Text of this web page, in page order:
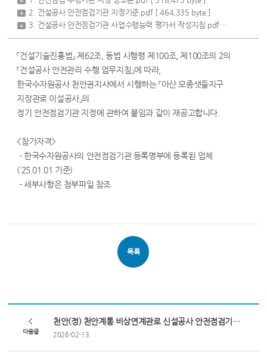
2. 건설공사 안전점검기관 지정기준.pdf [ 464,335 byte ]
3. 건설공사 안전점검기관 사업수행능력 평가서 작성지침.pdf [ 393,720
「건설기술진흥법」 제62조, 동법 시행령 제100조, 제100조의 2의
「건설공사 안전관리 수행 업무지침」에 따라,
한국수자원공사 천안권지사에서 시행하는 「아산 모종샛들지구
지장관로 이설공사」의
정기 안전점검기관 지정에 관하여 붙임과 같이 재공고합니다.
<참가자격>
- 한국수자원공사의 안전점검기관 등록명부에 등록된 업체
(`25.01.01 기준)
- 세부사항은 첨부파일 참조
목록
다음글
천안(정) 천안계통 비상연계관로 신설공사 안전점검기관 지정 공고
2026-02-13